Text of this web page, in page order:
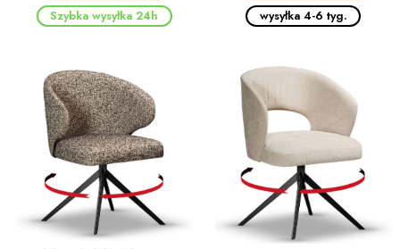
Szybka wysyłka 24h wysyłka 4-6 tyg.